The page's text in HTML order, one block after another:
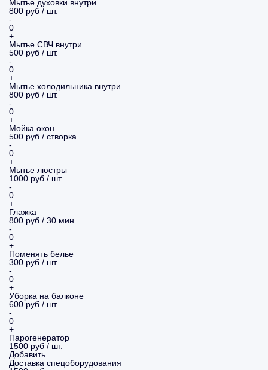
Мытье духовки внутри
800 руб / шт.
-
0
+
Мытье СВЧ внутри
500 руб / шт.
-
0
+
Мытье холодильника внутри
800 руб / шт.
-
0
+
Мойка окон
500 руб / створка
-
0
+
Мытье люстры
1000 руб / шт.
-
0
+
Глажка
800 руб / 30 мин
-
0
+
Поменять белье
300 руб / шт.
-
0
+
Уборка на балконе
600 руб / шт.
-
0
+
Парогенератор
1500 руб / шт.
Добавить
Доставка спецоборудования